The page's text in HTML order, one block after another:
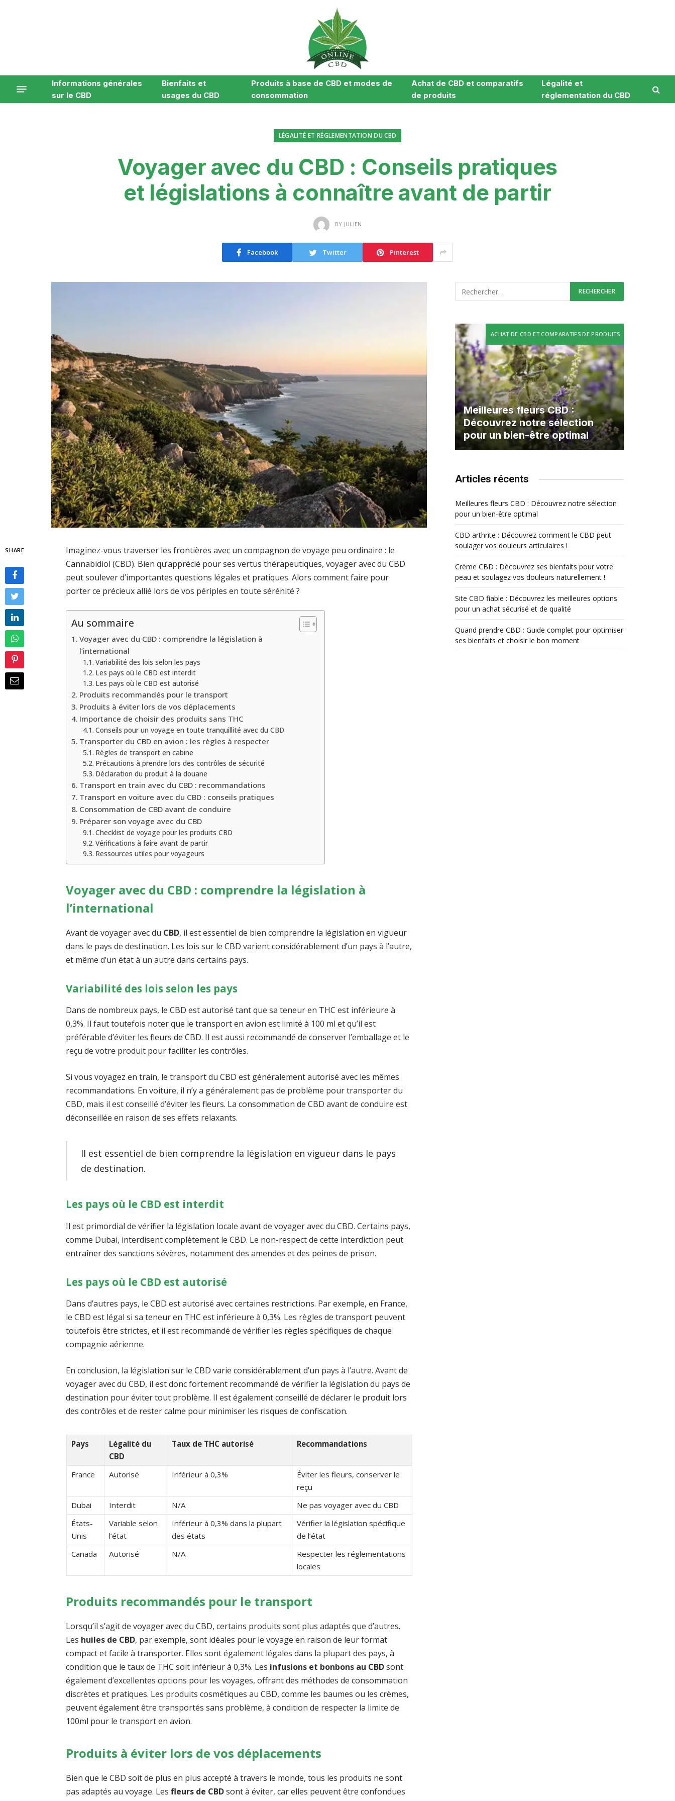
Informations générales
sur le CBD
Bienfaits et
usages du CBD
Produits à base de CBD et modes de
consommation
Achat de CBD et comparatifs
de produits
Légalité et
réglementation du CBD
LÉGALITÉ ET RÉGLEMENTATION DU CBD
Voyager avec du CBD : Conseils pratiques
et législations à connaître avant de partir
BY JULIEN
Facebook Twitter Pinterest
SHARE
Imaginez-vous traverser les frontières avec un compagnon de voyage peu ordinaire : le
Cannabidiol (CBD). Bien qu’apprécié pour ses vertus thérapeutiques, voyager avec du CBD
peut soulever d’importantes questions légales et pratiques. Alors comment faire pour
porter ce précieux allié lors de vos périples en toute sérénité ?
Au sommaire
Voyager avec du CBD : comprendre la législation à
l’international
Variabilité des lois selon les pays
Les pays où le CBD est interdit
Les pays où le CBD est autorisé
Produits recommandés pour le transport
Produits à éviter lors de vos déplacements
Importance de choisir des produits sans THC
Conseils pour un voyage en toute tranquillité avec du CBD
Transporter du CBD en avion : les règles à respecter
Règles de transport en cabine
Précautions à prendre lors des contrôles de sécurité
Déclaration du produit à la douane
Transport en train avec du CBD : recommandations
Transport en voiture avec du CBD : conseils pratiques
Consommation de CBD avant de conduire
Préparer son voyage avec du CBD
Checklist de voyage pour les produits CBD
Vérifications à faire avant de partir
Ressources utiles pour voyageurs
Voyager avec du CBD : comprendre la législation à
l’international
Avant de voyager avec du CBD, il est essentiel de bien comprendre la législation en vigueur
dans le pays de destination. Les lois sur le CBD varient considérablement d’un pays à l’autre,
et même d’un état à un autre dans certains pays.
Variabilité des lois selon les pays
Dans de nombreux pays, le CBD est autorisé tant que sa teneur en THC est inférieure à
0,3%. Il faut toutefois noter que le transport en avion est limité à 100 ml et qu’il est
préférable d’éviter les fleurs de CBD. Il est aussi recommandé de conserver l’emballage et le
reçu de votre produit pour faciliter les contrôles.
Si vous voyagez en train, le transport du CBD est généralement autorisé avec les mêmes
recommandations. En voiture, il n’y a généralement pas de problème pour transporter du
CBD, mais il est conseillé d’éviter les fleurs. La consommation de CBD avant de conduire est
déconseillée en raison de ses effets relaxants.
Il est essentiel de bien comprendre la législation en vigueur dans le pays
de destination.
Les pays où le CBD est interdit
Il est primordial de vérifier la législation locale avant de voyager avec du CBD. Certains pays,
comme Dubai, interdisent complètement le CBD. Le non-respect de cette interdiction peut
entraîner des sanctions sévères, notamment des amendes et des peines de prison.
Les pays où le CBD est autorisé
Dans d’autres pays, le CBD est autorisé avec certaines restrictions. Par exemple, en France,
le CBD est légal si sa teneur en THC est inférieure à 0,3%. Les règles de transport peuvent
toutefois être strictes, et il est recommandé de vérifier les règles spécifiques de chaque
compagnie aérienne.
En conclusion, la législation sur le CBD varie considérablement d’un pays à l’autre. Avant de
voyager avec du CBD, il est donc fortement recommandé de vérifier la législation du pays de
destination pour éviter tout problème. Il est également conseillé de déclarer le produit lors
des contrôles et de rester calme pour minimiser les risques de confiscation.
Pays
Légalité du
CBD
Taux de THC autorisé Recommandations
France Autorisé Inférieur à 0,3%
Éviter les fleurs, conserver le
reçu
Dubai
Interdit N/A
Ne pas voyager avec du CBD
États-
Unis
Variable selon
l’état
Inférieur à 0,3% dans la plupart
des états
Vérifier la législation spécifique
de l’état
Canada
Autorisé N/A
Respecter les réglementations
locales
Produits recommandés pour le transport
Lorsqu’il s’agit de voyager avec du CBD, certains produits sont plus adaptés que d’autres.
Les huiles de CBD, par exemple, sont idéales pour le voyage en raison de leur format
compact et facile à transporter. Elles sont également légales dans la plupart des pays, à
condition que le taux de THC soit inférieur à 0,3%. Les infusions et bonbons au CBDsont
également d’excellentes options pour les voyages, offrant des méthodes de consommation
discrètes et pratiques. Les produits cosmétiques au CBD, comme les baumes ou les crèmes,
peuvent également être transportés sans problème, à condition de respecter la limite de
100ml pour le transport en avion.
Produits à éviter lors de vos déplacements
Bien que le CBD soit de plus en plus accepté à travers le monde, tous les produits ne sont
pas adaptés au voyage. Lesfleurs de CBDsont à éviter, car elles peuvent être confondues
ACHAT DE CBD ET COMPARATIFS DE PRODUITS
Meilleures fleurs CBD :
Découvrez notre sélection
pour un bien-être optimal
Articles récents
Meilleures fleurs CBD : Découvrez notre sélection
pour un bien-être optimal
CBD arthrite : Découvrez comment le CBD peut
soulager vos douleurs articulaires !
Crème CBD : Découvrez ses bienfaits pour votre
peau et soulagez vos douleurs naturellement !
Site CBD fiable : Découvrez les meilleures options
pour un achat sécurisé et de qualité
Quand prendre CBD : Guide complet pour optimiser
ses bienfaits et choisir le bon moment